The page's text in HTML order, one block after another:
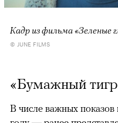
Кадр из фильма «Зеленые
© JUNE FILMS
«Бумажный
В числе важных